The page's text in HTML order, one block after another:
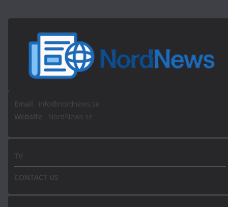
Email
: info@nordnews.se
Website
: NordNews.se
TV
CONTACT US